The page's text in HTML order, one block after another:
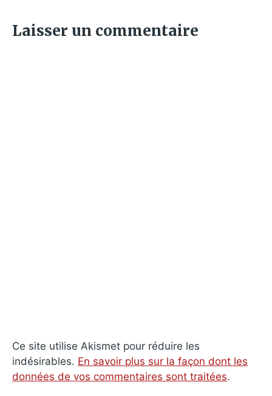
Laisser un commentaire
Ce site utilise Akismet pour réduire les
indésirables. En savoir plus sur la façon dont les
données de vos commentaires sont traitées.